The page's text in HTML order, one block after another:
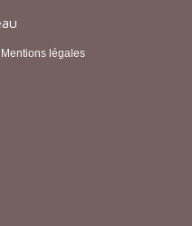
Mentions légales